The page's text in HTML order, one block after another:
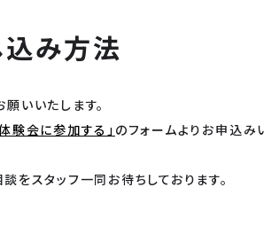
み方法
いいたします。
験会に参加する」 のフォームよりお申込
をスタッフ一同お待ちしております。